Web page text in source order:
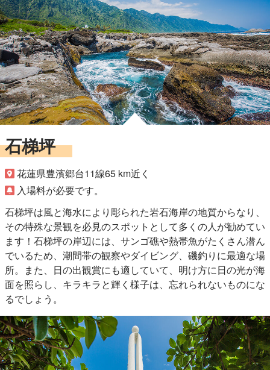
石梯坪
花蓮県豊濱郷台11線65 km近く
入場料が必要です。
石梯坪は風と海水により彫られた岩石海岸の地質からなり、
その特殊な景観を必見のスポットとして多くの人が勧めてい
ます！石梯坪の岸辺には、サンゴ礁や熱帯魚がたくさん潜ん
でいるため、潮間帯の観察やダイビング、磯釣りに最適な場
所。また、日の出観賞にも適していて、明け方に日の光が海
面を照らし、キラキラと輝く様子は、忘れられないものにな
るでしょう。